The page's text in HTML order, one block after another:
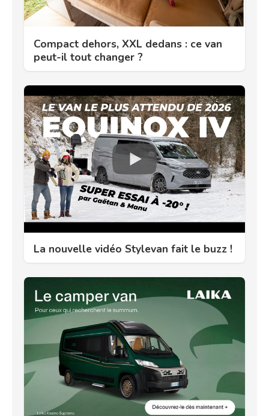
Compact dehors, XXL dedans : ce van
peut-il tout changer ?
La nouvelle vidéo Stylevan fait le buzz !